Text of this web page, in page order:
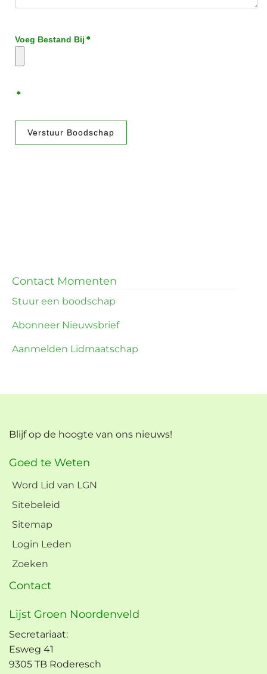
Voeg Bestand Bij *
*
Verstuur Boodschap
Contact Momenten
Stuur een boodschap
Abonneer Nieuwsbrief
Aanmelden Lidmaatschap
Blijf op de hoogte van ons nieuws!
Goed te Weten
Word Lid van LGN
Sitebeleid
Sitemap
Login Leden
Zoeken
Contact
Lijst Groen Noordenveld
Secretariaat:
Esweg 41
9305 TB Roderesch